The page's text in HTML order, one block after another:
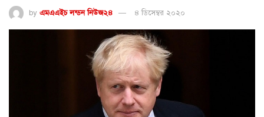
by এমএএইচ লন্ডন নিউজ২৪ ৪ ডিসেম্বর ২০২০